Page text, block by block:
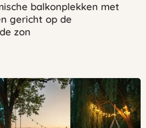
balkonplekken met
gericht op de
zon